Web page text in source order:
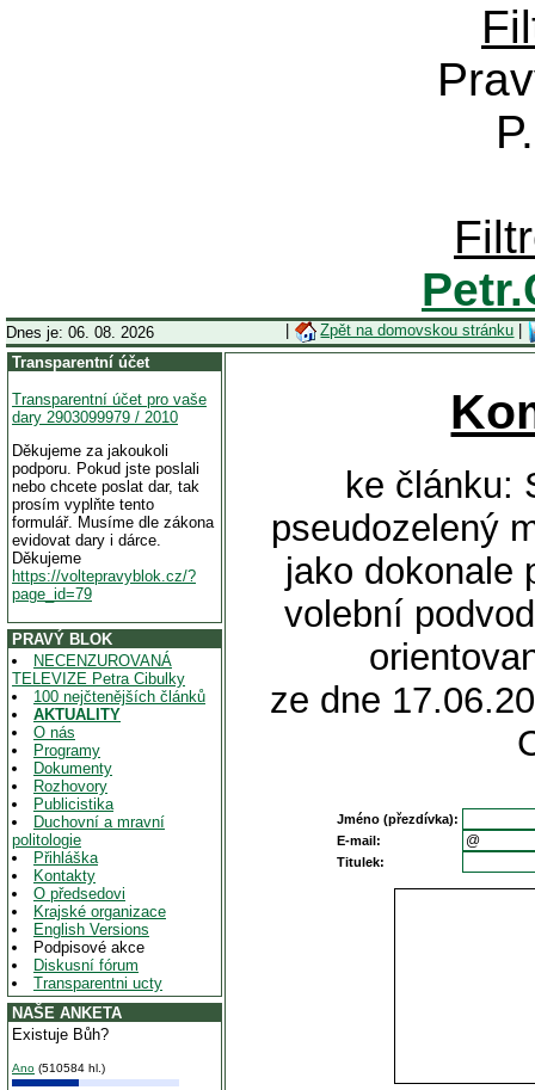
Dnes je: 06. 08. 2026 Zpět na domovskou stránku
Transparentní účet
Transparentní účet pro vaše
dary 2903099979 / 2010
Děkujeme za jakoukoli
podporu. Pokud jste poslali
nebo chcete poslat dar, tak
prosím vyplňte tento
formulář. Musíme dle zákona
evidovat dary i dárce.
Děkujeme
https://voltepravyblok.cz/?
page_id=79
PRAVÝ BLOK
NECENZUROVANÁ
TELEVIZE Petra Cibulky
100 nejčtenějších článků
AKTUALITY
O nás
Programy
Dokumenty
Rozhovory
Publicistika
Duchovní a mravní
politologie
Přihláška
Kontakty
O předsedovi
Krajské organizace
English Versions
Podpisové akce
Diskusní fórum
Transparentni ucty
NAŠE ANKETA
Existuje Bůh?
Ano (510584 hl.)
ke článku:
pseudozelený
jako dokonale
volební
ze dne
Jméno (přezdívka):
E-mail:
Titulek: